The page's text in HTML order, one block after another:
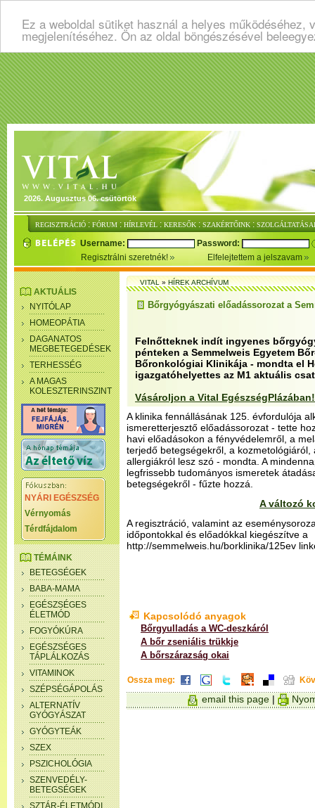
Ez a weboldal sütiket használ a helyes
megjelenítéséhez. Ön az oldal böngészésével
2026. Augusztus 06. csütörtök
REGISZTRÁCIÓ : FÓRUM : HÍRLEVÉL : KERESŐK : SZAKÉRTŐINK :
Username:
Password:
Regisztrálni szeretnék!
Elfelejtettem a jelszavam
AKTUÁLIS
NYITÓLAP
HOMEOPÁTIA
DAGANATOS
MEGBETEGEDÉSEK
TERHESSÉG
A MAGAS
KOLESZTERINSZINT
NYÁRI EGÉSZSÉG
Vérnyomás
Térdfájdalom
TÉMÁINK
BETEGSÉGEK
BABA-MAMA
EGÉSZSÉGES
ÉLETMÓD
FOGYÓKÚRA
EGÉSZSÉGES
TÁPLÁLKOZÁS
VITAMINOK
SZÉPSÉGÁPOLÁS
ALTERNATÍV
GYÓGYÁSZAT
GYÓGYTEÁK
SZEX
PSZICHOLÓGIA
SZENVEDÉLY-
BETEGSÉGEK
SZTÁR-ÉLETMÓDI
VITAL»HÍREK ARCHÍVUM
Bőrgyógyászati előadássorozat a
Felnőtteknek indít ingyenes
pénteken a Semmelweis Egyetem
Bőronkológiai Klinikája - mondta el
igazgatóhelyettes az M1 aktuális
Vásároljon a Vital EgészségPlázában!
A klinika fennállásának 125. évfordulója
ismeretterjesztő előadássorozat - tette
havi előadásokon a fényvédelemről, a
terjedő betegségekről, a kozmetológiáról,
allergiákról lesz szó - mondta. A
legfrissebb tudományos ismeretek
betegségekről - fűzte hozzá.
A változó
A regisztráció, valamint az
időpontokkal és előadókkal kiegészítve a
http://semmelweis.hu/borklinika/125ev
Kapcsolódó anyagok
Bőrgyulladás a WC-deszkáról
A bőr zseniális trükkje
A bőrszárazság okai
Ossza meg:
email this page |